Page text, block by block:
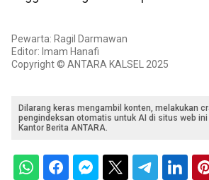
Pewarta: Ragil Darmawan
Editor: Imam Hanafi
Copyright © ANTARA KALSEL 2025
Dilarang keras mengambil konten, melakukan
pengindeksan otomatis untuk AI di situs web
Kantor Berita ANTARA.